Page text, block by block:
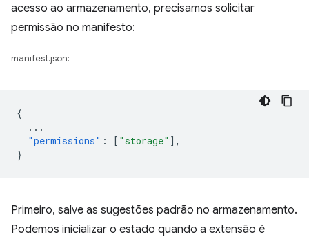
acesso ao armazenamento, precisamos solicitar
permissão no manifesto:
manifest.json:
{
...
"permissions" : [ "storage" ],
}
Primeiro, salve as sugestões padrão no armazenamento.
Podemos inicializar o estado quando a extensão é